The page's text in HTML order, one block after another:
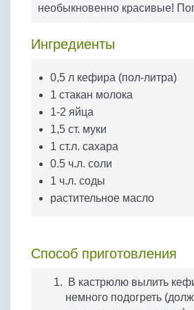
Бобовые
Крупы
необыкновенно красивые!
Ингредиенты
0,5 л кефира (пол-литра)
1 стакан молока
1-2 яйца
1,5 ст. муки
1 ст.л. сахара
0.5 ч.л. соли
1 ч.л. соды
растительное масло
Способ приготовления
В кастрюлю вылить
немного подогреть